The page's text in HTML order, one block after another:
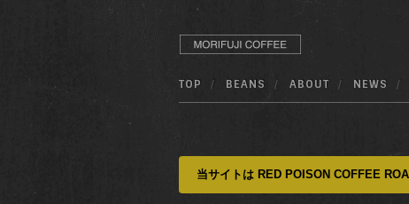
TOP BEANS ABOUT NEWS
当サイトは RED POISON COFFEE